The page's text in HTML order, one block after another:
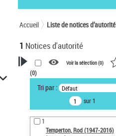
Accueil Liste de notices d’autorité
1 Notices d'autorité
VOTRE RECHERCHE
Recherche avancée dans les
notices d’autorité
Œuvres liées à l'auteur :
Temperton, Rod (1947-2016)
Voir la sélection (0)
(0)
Tri par : Défaut
sur 1
1
Temperton, Rod (1947-2016)